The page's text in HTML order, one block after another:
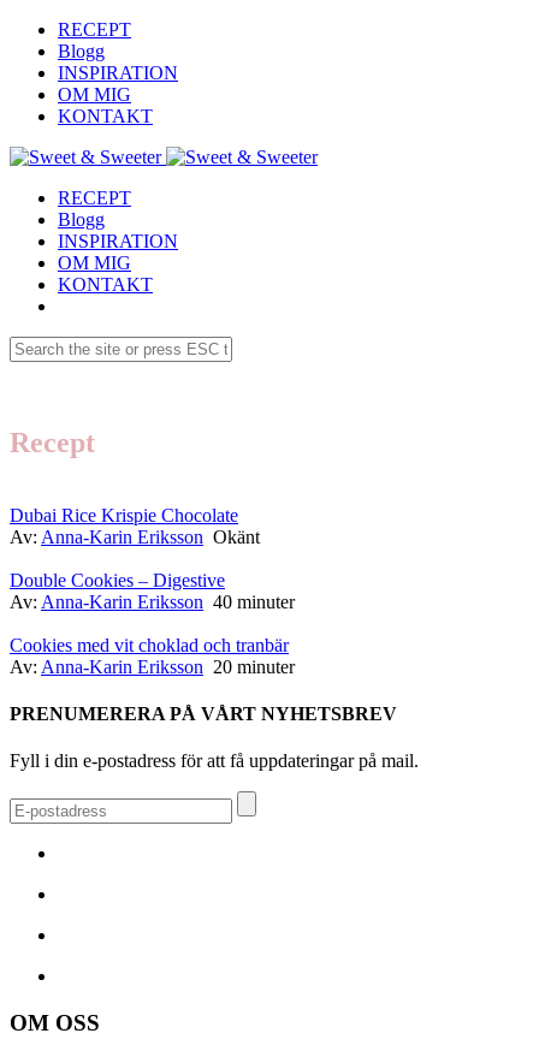
RECEPT
Blogg
INSPIRATION
OM MIG
KONTAKT
RECEPT
Blogg
INSPIRATION
OM MIG
KONTAKT
Recept
Dubai Rice Krispie Chocolate
Av: Anna-Karin Eriksson Okänt
Double Cookies – Digestive
Av: Anna-Karin Eriksson 40 minuter
Cookies med vit choklad och tranbär
Av: Anna-Karin Eriksson 20 minuter
PRENUMERERA PÅ VÅRT NYHETSBREV
Fyll i din e-postadress för att få uppdateringar på mail.
OM OSS